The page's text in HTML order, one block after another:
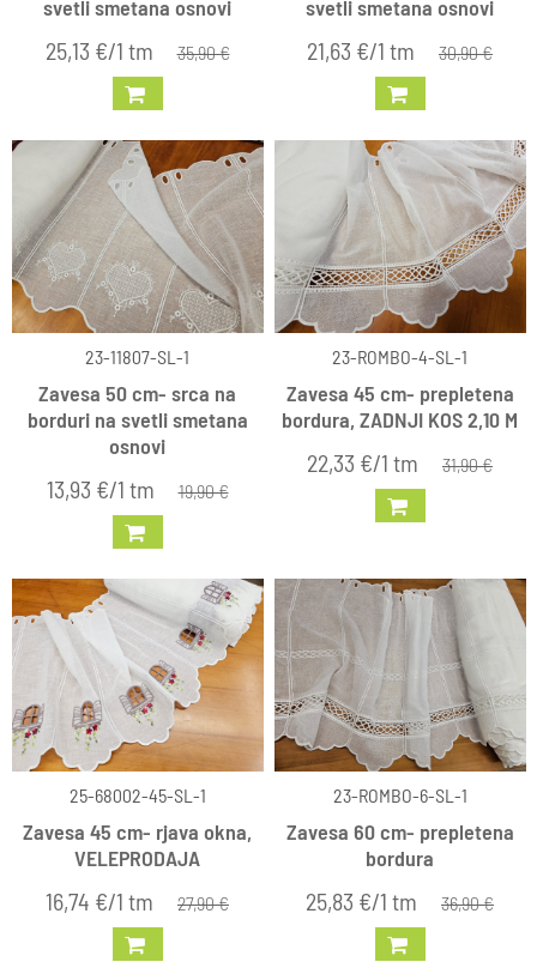
svetli smetana osnovi
25,13 €/1 tm 35,90 €
svetli smetana osnovi
21,63 €/1 tm 30,90 €
23-11807-SL-1
Zavesa 50 cm- srca na
borduri na svetli smetana
osnovi
13,93 €/1 tm 19,90 €
23-ROMBO-4-SL-1
Zavesa 45 cm- prepletena
bordura, ZADNJI KOS 2,10 M
22,33 €/1 tm 31,90 €
25-68002-45-SL-1
Zavesa 45 cm- rjava okna,
VELEPRODAJA
16,74 €/1 tm 27,90 €
23-ROMBO-6-SL-1
Zavesa 60 cm- prepletena
bordura
25,83 €/1 tm 36,90 €